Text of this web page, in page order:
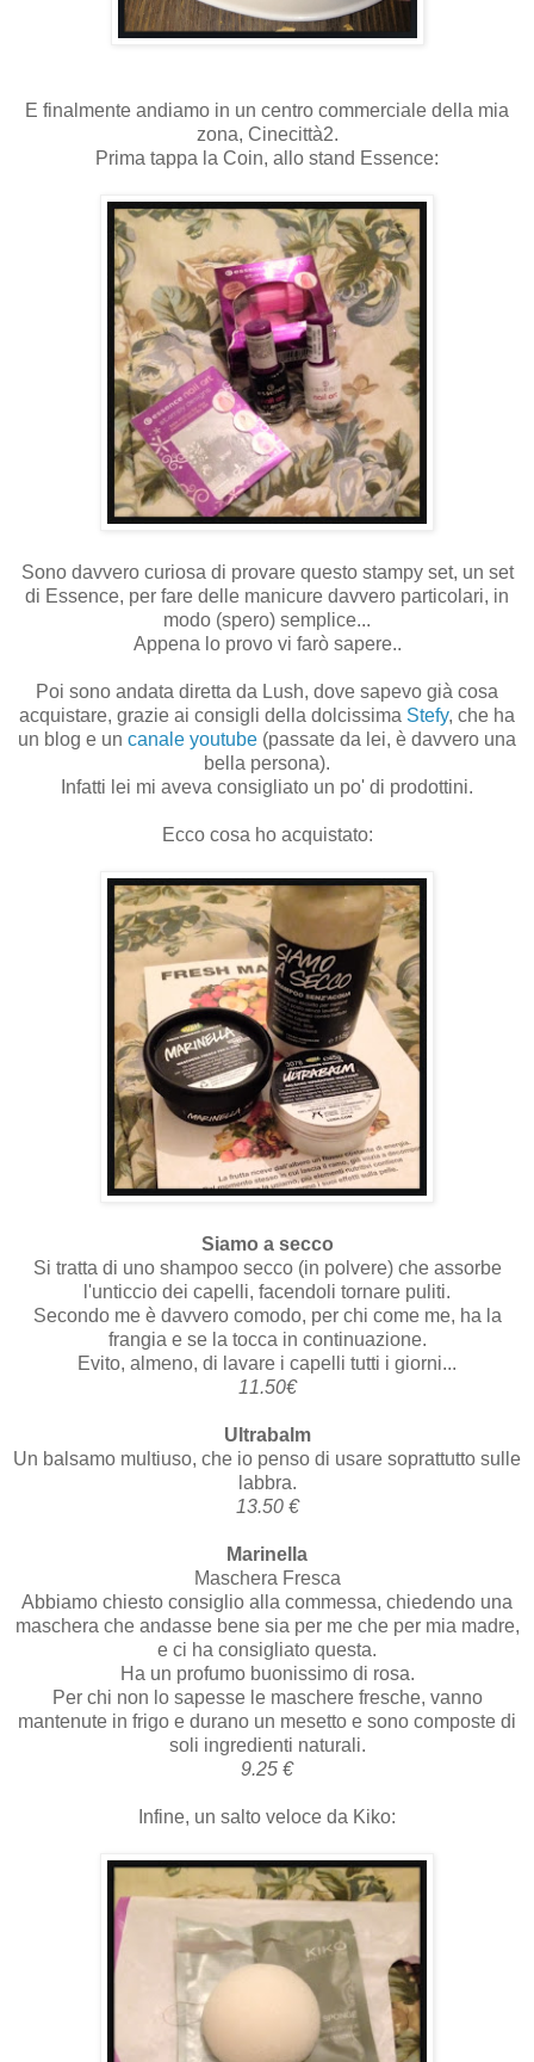
E finalmente andiamo in un centro commerciale della mia
zona, Cinecittà2.
Prima tappa la Coin, allo stand Essence:
Sono davvero curiosa di provare questo stampy set, un set
di Essence, per fare delle manicure davvero particolari, in
modo (spero) semplice...
Appena lo provo vi farò sapere..
Poi sono andata diretta da Lush, dove sapevo già cosa
acquistare, grazie ai consigli della dolcissima Stefy, che ha
un blog e un canale youtube (passate da lei, è davvero una
bella persona).
Infatti lei mi aveva consigliato un po' di prodottini.
Ecco cosa ho acquistato:
Siamo a secco
Si tratta di uno shampoo secco (in polvere) che assorbe
l'unticcio dei capelli, facendoli tornare puliti.
Secondo me è davvero comodo, per chi come me, ha la
frangia e se la tocca in continuazione.
Evito, almeno, di lavare i capelli tutti i giorni...
11.50€
Ultrabalm
Un balsamo multiuso, che io penso di usare soprattutto sulle
labbra.
13.50 €
Marinella
Maschera Fresca
Abbiamo chiesto consiglio alla commessa, chiedendo una
maschera che andasse bene sia per me che per mia madre,
e ci ha consigliato questa.
Ha un profumo buonissimo di rosa.
Per chi non lo sapesse le maschere fresche, vanno
mantenute in frigo e durano un mesetto e sono composte di
soli ingredienti naturali.
9.25 €
Infine, un salto veloce da Kiko: